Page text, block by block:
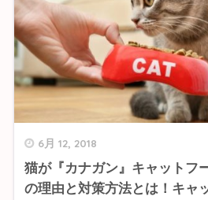
6月 12, 2018
猫が『カナガン』キャットフ
の理由と対策方法とは！キャ